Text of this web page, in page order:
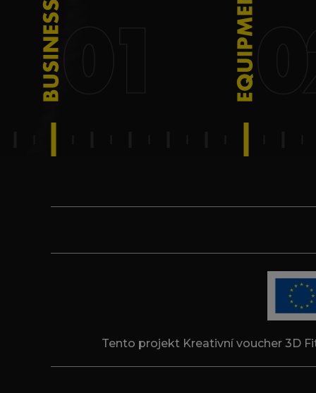
Tento projekt Kreativní voucher 3D